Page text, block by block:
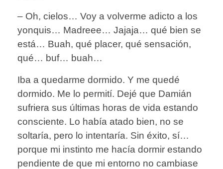
– Oh, cielos… Voy a volverme adicto a los
yonquis… Madreee… Jajaja… qué bien se
está… Buah, qué placer, qué sensación,
qué… buf… buah…
Iba a quedarme dormido. Y me quedé
dormido. Me lo permití. Dejé que Damián
sufriera sus últimas horas de vida estando
consciente. Lo había atado bien, no se
soltaría, pero lo intentaría. Sin éxito, sí…
porque mi instinto me hacía dormir estando
pendiente de que mi entorno no cambiase